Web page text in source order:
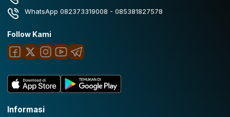
WhatsApp 082373319008 - 085381827578
Follow Kami
Informasi